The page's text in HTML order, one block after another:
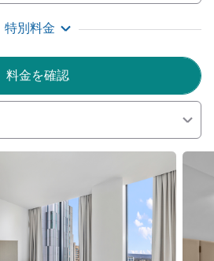
of Waymouth Street, close to
Pirie Street tram stop.
ホテル(Peppers Waymouth Hotel)
とうございます。アデレードでの
。
営
特別料金
料金を確認
詳細